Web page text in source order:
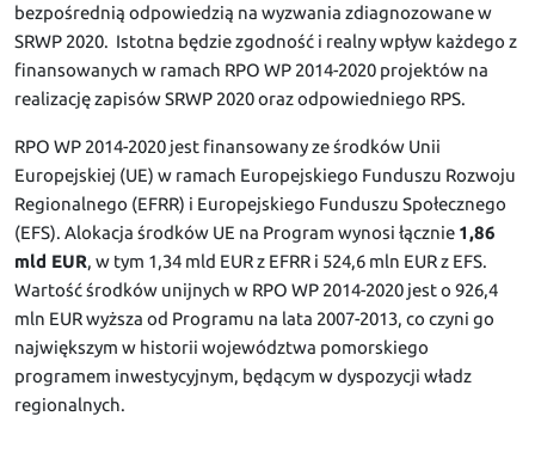
bezpośrednią odpowiedzią na wyzwania zdiagnozowane w
SRWP 2020. Istotna będzie zgodność i realny wpływ każdego z
finansowanych w ramach RPO WP 2014-2020 projektów na
realizację zapisów SRWP 2020 oraz odpowiedniego RPS.
RPO WP 2014-2020 jest finansowany ze środków Unii
Europejskiej (UE) w ramach Europejskiego Funduszu Rozwoju
Regionalnego (EFRR) i Europejskiego Funduszu Społecznego
(EFS). Alokacja środków UE na Program wynosi łącznie 1,86
mld EUR, w tym 1,34 mld EUR z EFRR i 524,6 mln EUR z EFS.
Wartość środków unijnych w RPO WP 2014-2020 jest o 926,4
mln EUR wyższa od Programu na lata 2007-2013, co czyni go
największym w historii województwa pomorskiego
programem inwestycyjnym, będącym w dyspozycji władz
regionalnych.